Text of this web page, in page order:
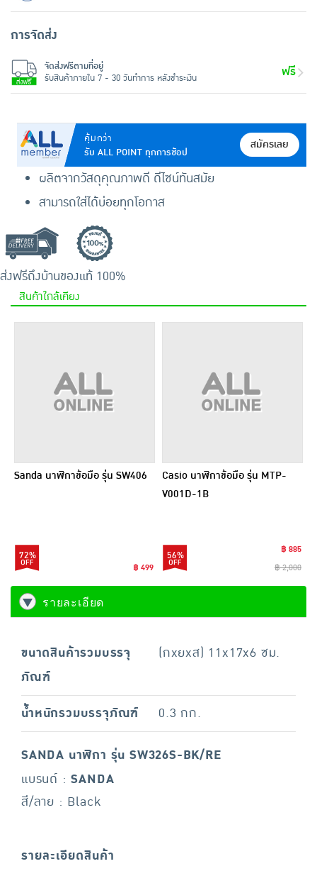
คุ้มกว่า
รับ ALL POINT ทุกการช้อป
สมัครเลย
ผลิตจากวัสดุคุณภาพดี ดีไซน์ทันสมัย
สามารถใส่ได้บ่อยทุกโอกาส
การจัดส่ง
จัดส่งฟรีตามที่อยู่
รับสินค้าภายใน 7 - 30 วันทำการ หลังชำระเงิน
ฟรี
ส่งฟรีถึงบ้านของแท้ 100%
สินค้าใกล้เคียง
Sanda นาฬิกาข้อมือ รุ่น SW406
72%
฿ 499
Casio นาฬิกาข้อมือ รุ่น MTP-
V001D-1B
56%
฿ 885
฿ 2,000
รายละเอียด
ขนาดสินค้ารวมบรรจุ
ภัณฑ์
(กxยxส) 11x17x6 ซม.
น้ำหนักรวมบรรจุภัณฑ์ 0.3 กก.
SANDA นาฬิกา รุ่น SW326S-BK/RE
แบรนด์ :SANDA
สี/ลาย : Black
รายละเอียดสินค้า